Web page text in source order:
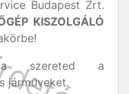
Budapest Zrt.
KISZOLGÁLÓ
szereted a
járműveket.